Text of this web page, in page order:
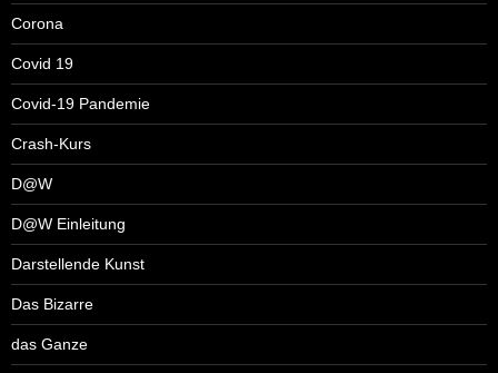
Corona
Covid 19
Covid-19 Pandemie
Crash-Kurs
D@W
D@W Einleitung
Darstellende Kunst
Das Bizarre
das Ganze